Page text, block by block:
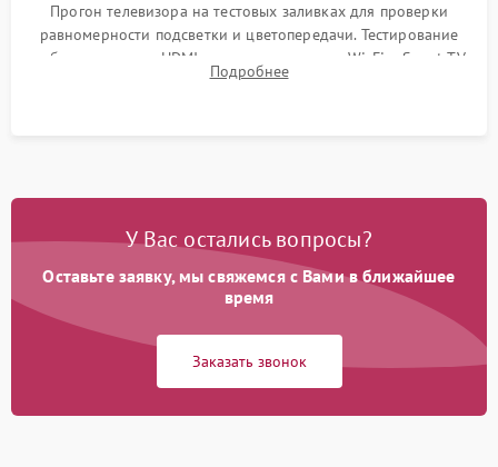
Прогон телевизора на тестовых заливках для проверки
равномерности подсветки и цветопередачи. Тестирование
работы разъемов HDMI, динамиков, модуля Wi-Fi и Smart TV
в рабочем режиме в течение нескольких часов.
Подробнее
У Вас остались вопросы?
Оставьте заявку, мы свяжемся с Вами в ближайшее
время
Заказать звонок